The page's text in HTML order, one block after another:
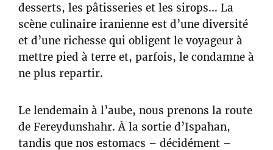
desserts, les pâtisseries et les sirops… La
scène culinaire iranienne est d’une diversité
et d’une richesse qui obligent le voyageur à
mettre pied à terre et, parfois, le condamne à
ne plus repartir.
Le lendemain à l’aube, nous prenons la route
de Fereydunshahr. À la sortie d’Ispahan,
tandis que nos estomacs – décidément –